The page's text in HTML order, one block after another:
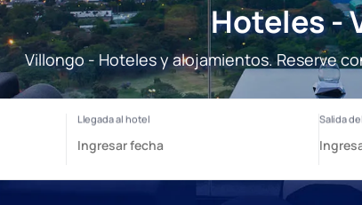
Hoteles -
Villongo - Hoteles y alojamientos. Reserve